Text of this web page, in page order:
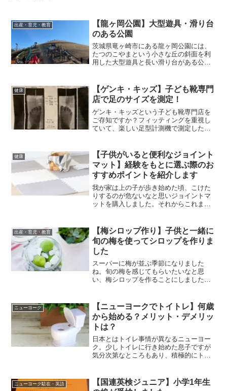
出産・育児・教育
【龍ヶ岡公園】大型遊具・滑り台
のある公園
茨城県竜ヶ崎市にある龍ヶ岡公園には、
たつのこやまという小さな丘の斜面を利
用した大型遊具と長い滑り台がある公園
健康
【ゲンキ・キッズ】子ども靴専門
店で足のサイズを測定！
ゲンキ・キッズという子ども靴専門店を
ご存知ですか？フィッティングを重視し
ていて、楽しい足型計測機で測定したデ
健康
【子供がいると便利なジョイント
マット】経験をもとに選ぶ際のお
すすめポイントを紹介します
我が家は上の子が歩き始めた頃、こけた
りするのが危ないなと思いジョイントマ
ットを購入しました。それからこれまで3
利点と欠点があったのでご紹介します。
どのようなジョイントマットにしようか
迷われている方の参考になれば嬉しいで
す。
出産・育児・教育
【梅シロップ作り】子供と一緒に
旬の梅を使ってシロップを作りま
した
スーパーに梅が並ぶ季節になりました
ね。旬の梅を感じてもらいたいなと思
い、梅シロップを作ることにしました。
ニューヨーク
【ニューヨークでトイトレ】何歳
から始める？メリット・デメリッ
トは？
日本とはトイレ事情が異なるニューヨー
ク。少しトイレに行き始めた息子ですが
気分次第なところもあり、積極的にトイ
クのトイトレ事情やメリット・デメリッ
トについて書きたいと思います。
ニューヨーク駐在・英語
【国連英検ジュニア】小学1年生